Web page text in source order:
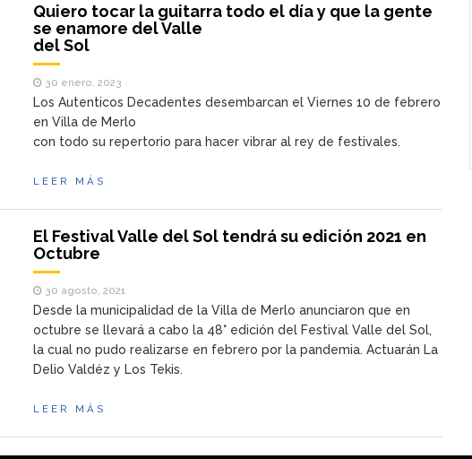
Quiero tocar la guitarra todo el día y que la gente
se enamore del Valle
del Sol
30 enero, 2023
Los Autenticos Decadentes desembarcan el Viernes 10 de febrero
en Villa de Merlo
con todo su repertorio para hacer vibrar al rey de festivales.
LEER MÁS
El Festival Valle del Sol tendrá su edición 2021 en
Octubre
30 agosto, 2021
Desde la municipalidad de la Villa de Merlo anunciaron que en
octubre se llevará a cabo la 48° edición del Festival Valle del Sol,
la cual no pudo realizarse en febrero por la pandemia. Actuarán La
Delio Valdéz y Los Tekis.
LEER MÁS